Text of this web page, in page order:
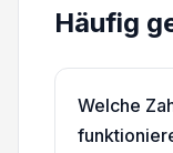
Häufig
Welche